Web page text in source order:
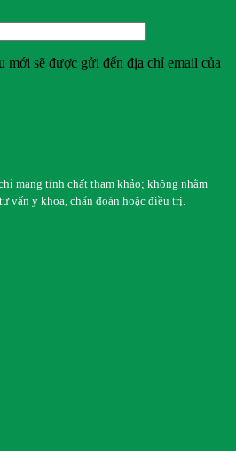
mới sẽ được gửi đến địa chỉ email của
mang tính chất tham khảo; không nhằm
vấn y khoa, chẩn đoán hoặc điều trị.